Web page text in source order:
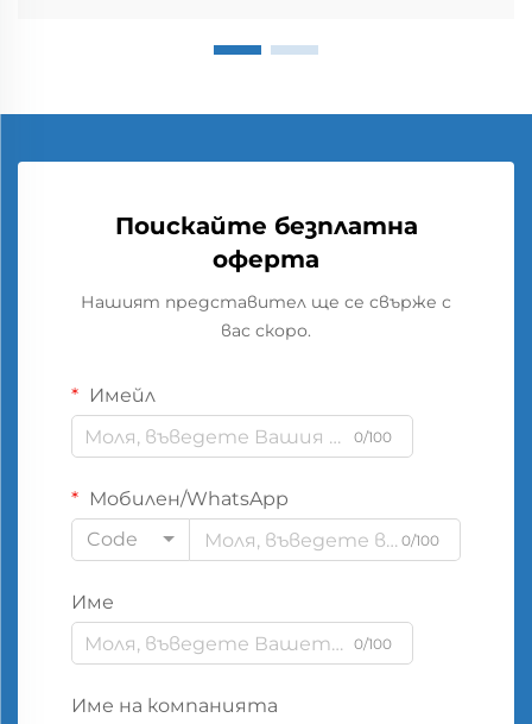
Поискайте безплатна
оферта
Нашият представител ще се свърже с
вас скоро.
Имейл
0/100
Мобилен/WhatsApp
Code
0/100
Име
0/100
Име на компанията